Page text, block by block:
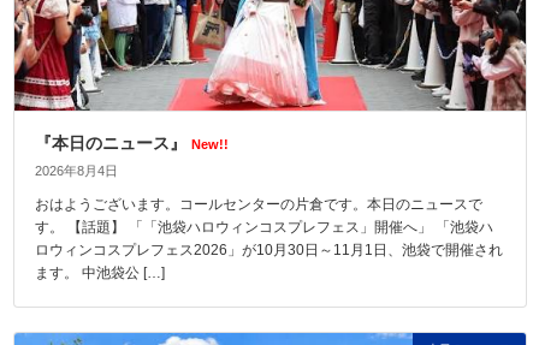
『本日のニュース』
New!!
2026年8月4日
おはようございます。コールセンターの片倉です。本日のニュースで
す。 【話題】 「「池袋ハロウィンコスプレフェス」開催へ」 「池袋ハ
ロウィンコスプレフェス2026」が10月30日～11月1日、池袋で開催され
ます。 中池袋公 […]